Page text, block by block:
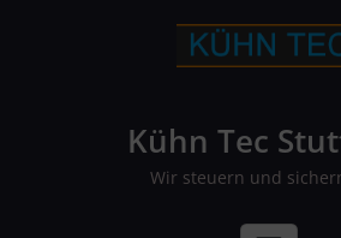
Kühn Tec
Wir steuern und